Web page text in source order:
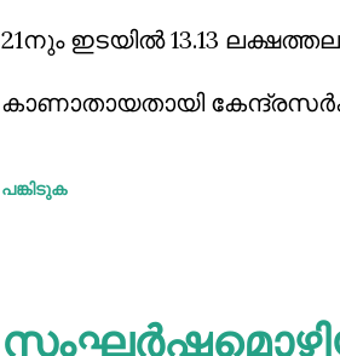
21നും ഇടയില്‍ 13.13
കാണാതായതായി
പങ്കിടുക